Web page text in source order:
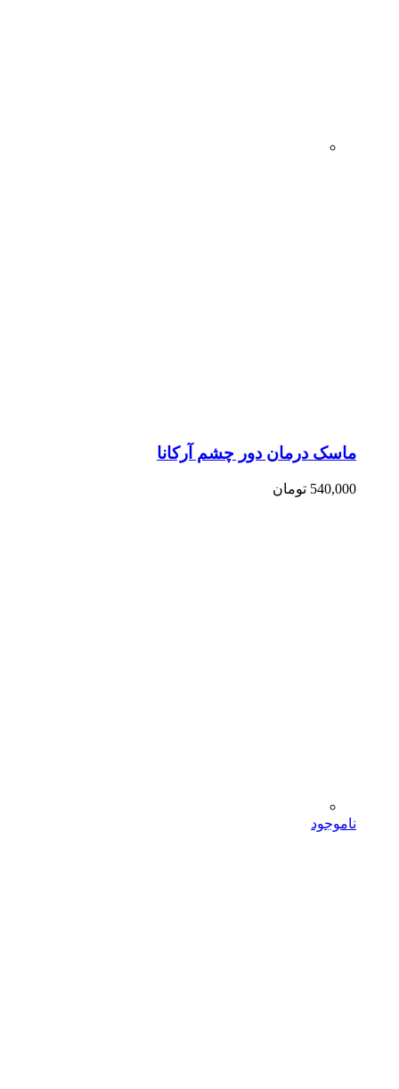
ماسک درمان دور چشم آرکانا
540,000 تومان
ناموجود